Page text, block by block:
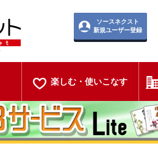
ソースネクスト
新規ユーザー登録
楽しむ・使いこなす